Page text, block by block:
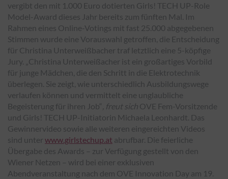
vergibt den mit 1.000 Euro dotierten Girls! TECH UP-Role
Model-Award dieses Jahr bereits zum fünften Mal. Im
Rahmen eines Online-Votings mit fast 25.000 abgegebenen
Stimmen wurde eine Vorauswahl getroffen, die Entscheidung
für Christina Unterweißbacher traf letztlich eine 5-köpfige
Jury. „Christina Unterweißacher ist ein großartiges Vorbild
für junge Mädchen, die den Schritt in die Elektrotechnik
überlegen. Sie zeigt, wie unterschiedlich Ausbildungswege
verlaufen können und vermittelt eine unglaubliche
Begeisterung für ihren Job“ , freut sich OVE Fem-Vorsitzende
und Girls! TECH UP-Initiatorin Michaela Leonhardt. Das
Gewinnervideo sowie alle weiteren eingereichten Videos
sind unterwww.girlstechup.at abrufbar. Die feierliche
Übergabe des Awards – zur Verfügung gestellt von den
Wiener Netzen – wird bei einer exklusiven
Abendveranstaltung nach dem OVE Innovation Day am 19.